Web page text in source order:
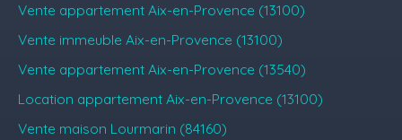
Vente appartement Aix-en-Provence (13100)
Vente immeuble Aix-en-Provence (13100)
Vente appartement Aix-en-Provence (13540)
Location appartement Aix-en-Provence (13100)
Vente maison Lourmarin (84160)